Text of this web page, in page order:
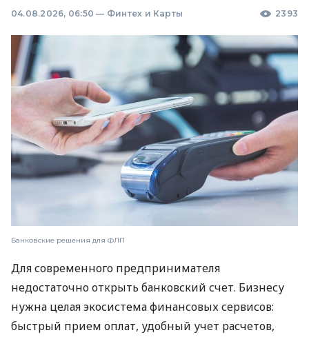
04.08.2026, 06:50 — Финтех и Карты 2393
Банковские решения для ФЛП
Для современного предпринимателя
недостаточно открыть банковский счет. Бизнесу
нужна целая экосистема финансовых сервисов:
быстрый прием оплат, удобный учет расчетов,